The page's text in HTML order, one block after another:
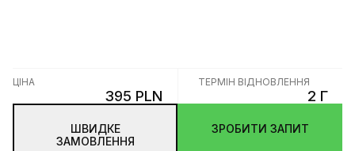
ЦІНА
395 PLN
ТЕРМІН ВІДНОВЛЕННЯ
2 Г
ШВИДКЕ
ЗАМОВЛЕННЯ
ЗРОБИТИ ЗАПИТ